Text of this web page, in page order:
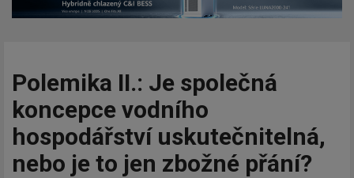
Polemika II.: Je společná
koncepce vodního
hospodářství uskutečnitelná,
nebo je to jen zbožné přání?